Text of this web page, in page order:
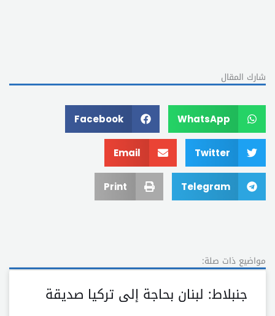
شارك المقال
WhatsApp
Facebook
Twitter
Email
Telegram
Print
مواضيع ذات صلة:
جنبلاط: لبنان بحاجة إلى تركيا صديقة